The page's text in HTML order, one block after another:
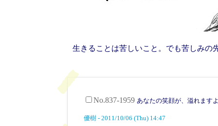
生きることは苦しいこと。でも苦しみの
No.837-1959 あなたの笑顔が、溢れます
優樹 - 2011/10/06 (Thu) 14:47